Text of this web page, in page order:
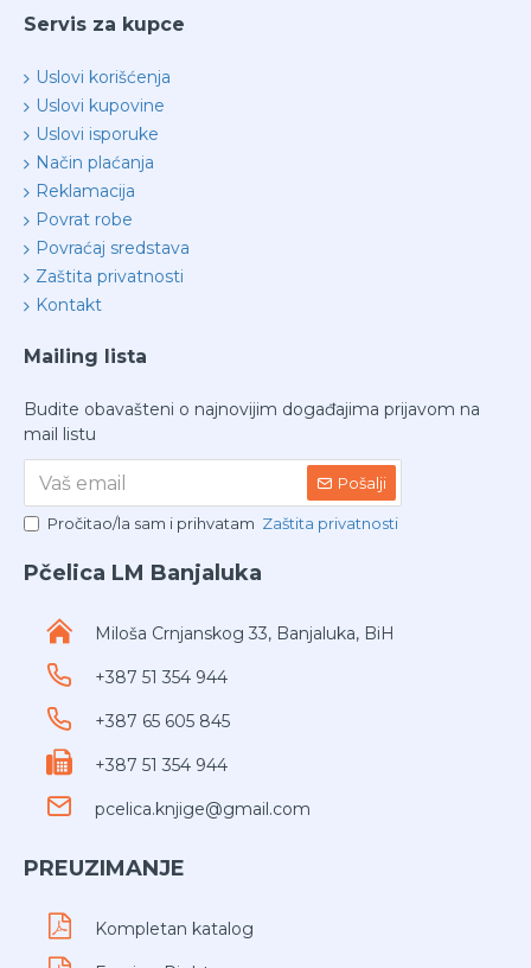
Servis za kupce
Uslovi korišćenja
Uslovi kupovine
Uslovi isporuke
Način plaćanja
Reklamacija
Povrat robe
Povraćaj sredstava
Zaštita privatnosti
Kontakt
Mailing lista
Budite obavašteni o najnovijim događajima prijavom na
mail listu
Pošalji
Pročitao/la sam i prihvatam Zaštita privatnosti
Pčelica LM Banjaluka
Miloša Crnjanskog 33, Banjaluka, BiH
+387 51 354 944
+387 65 605 845
+387 51 354 944
pcelica.knjige@gmail.com
PREUZIMANJE
Kompletan katalog